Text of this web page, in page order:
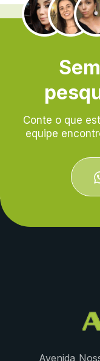
Conte o que
equipe
Avenida